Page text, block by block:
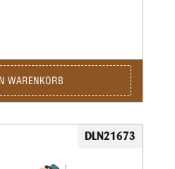
WARENKORB
DLN21673